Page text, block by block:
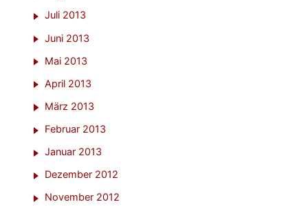
Juli 2013
Juni 2013
Mai 2013
April 2013
März 2013
Februar 2013
Januar 2013
Dezember 2012
November 2012